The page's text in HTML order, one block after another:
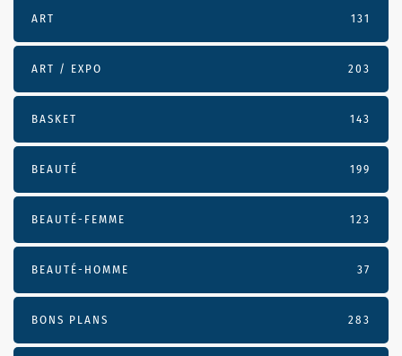
ART 131
ART / EXPO 203
BASKET 143
BEAUTÉ 199
BEAUTÉ-FEMME 123
BEAUTÉ-HOMME 37
BONS PLANS 283